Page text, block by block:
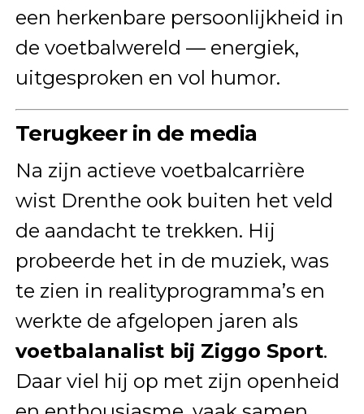
een herkenbare persoonlijkheid in
de voetbalwereld — energiek,
uitgesproken en vol humor.
Terugkeer in de media
Na zijn actieve voetbalcarrière
wist Drenthe ook buiten het veld
de aandacht te trekken. Hij
probeerde het in de muziek, was
te zien in realityprogramma’s en
werkte de afgelopen jaren als
voetbalanalist bij Ziggo Sport.
Daar viel hij op met zijn openheid